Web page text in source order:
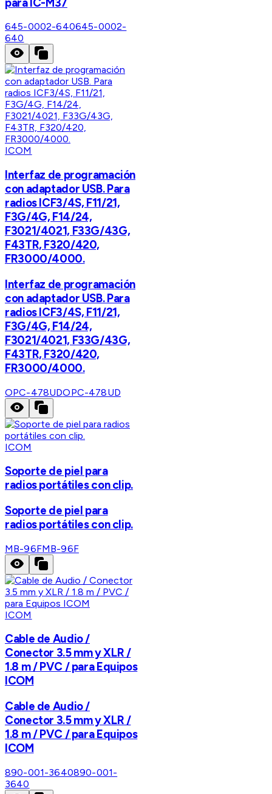
645-0002-640645-0002-
640
ICOM
Interfaz de programación
con adaptador USB. Para
radios ICF3/4S, F11/21,
F3G/4G, F14/24,
F3021/4021, F33G/43G,
F43TR, F320/420,
FR3000/4000.
Interfaz de programación
con adaptador USB. Para
radios ICF3/4S, F11/21,
F3G/4G, F14/24,
F3021/4021, F33G/43G,
F43TR, F320/420,
FR3000/4000.
OPC-478UDOPC-478UD
ICOM
Soporte de piel para
radios portátiles con clip.
Soporte de piel para
radios portátiles con clip.
MB-96FMB-96F
ICOM
Cable de Audio /
Conector 3.5 mm y XLR /
1.8 m / PVC / para Equipos
ICOM
Cable de Audio /
Conector 3.5 mm y XLR /
1.8 m / PVC / para Equipos
ICOM
890-001-3640890-001-
3640